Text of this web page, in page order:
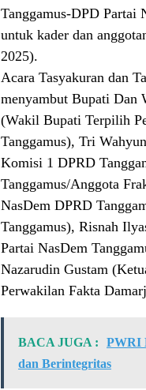
Tanggamus-DPD Partai
untuk kader dan
2025).
Acara Tasyakuran dan
menyambut Bupati Dan
(Wakil Bupati Terpilih
Tanggamus), Tri
Komisi 1 DPRD
Tanggamus/Anggota
NasDem DPRD
Tanggamus), Risnah
Partai NasDem
Nazarudin Gustam
Perwakilan Fakta
BACA JUGA :
PWRI
dan Berintegritas